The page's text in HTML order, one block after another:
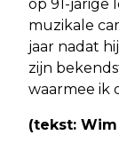
op 91-jarige
muzikale
jaar nadat
zijn
waarmee ik
(tekst: